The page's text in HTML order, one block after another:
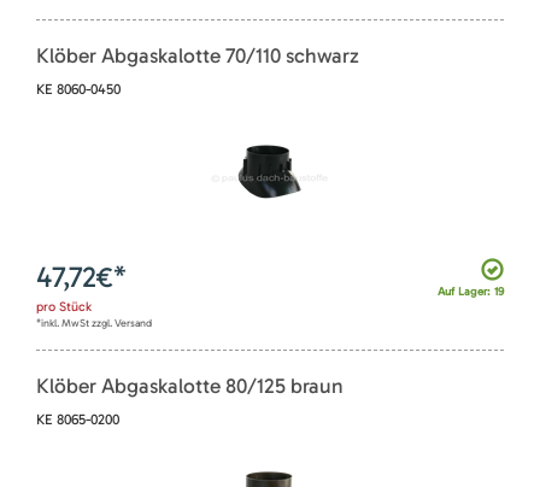
Klöber Abgaskalotte 70/110 schwarz
KE 8060-0450
Auf Lager: 19
47,72€*
pro Stück
*inkl. MwSt zzgl. Versand
Klöber Abgaskalotte 80/125 braun
KE 8065-0200